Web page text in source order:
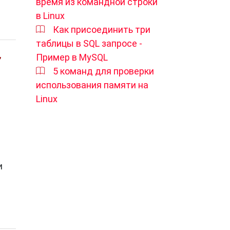
в Linux
Как присоединить три
таблицы в SQL запросе -
Пример в MySQL
5 команд для проверки
использования памяти на
Linux